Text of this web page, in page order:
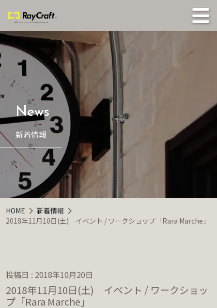
新着情報
HOME
新着情報
2018年11月10日(土) イベント / ワークショップ「Rara Marche」
投稿日 : 2018年10月20日
2018年11月10日(土) イベント / ワークショッ
プ「Rara Marche」